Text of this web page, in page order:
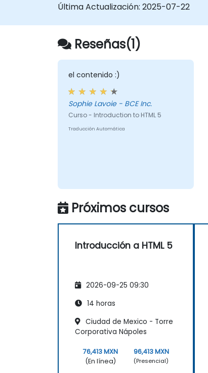
Web Storage para aplicaciones sin
Última Actualización: 2025-07-22
Reseñas(1)
el contenido :)
Sophie Lavoie - BCE Inc.
Curso - Introduction to HTML 5
Traducción Automática
Próximos cursos
Introducción a HTML 5
2026-09-25 09:30
14 horas
Ciudad de Mexico - Torre
Corporativa Nápoles
76,413 MXN
(En línea)
96,413 MXN
(Presencial)